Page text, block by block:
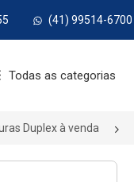
(41) 99514-6700
Todas as categorias
Duplex à venda